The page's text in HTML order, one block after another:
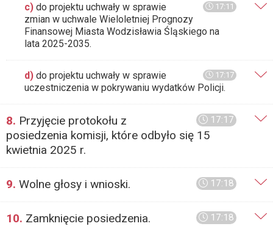
17:11
c) do projektu uchwały w sprawie
zmian w uchwale Wieloletniej Prognozy
Finansowej Miasta Wodzisławia Śląskiego na
lata 2025-2035.
17:17
d) do projektu uchwały w sprawie
uczestniczenia w pokrywaniu wydatków Policji.
17:17
8. Przyjęcie protokołu z
posiedzenia komisji, które odbyło się 15
kwietnia 2025 r.
17:18
9. Wolne głosy i wnioski.
17:18
10. Zamknięcie posiedzenia.